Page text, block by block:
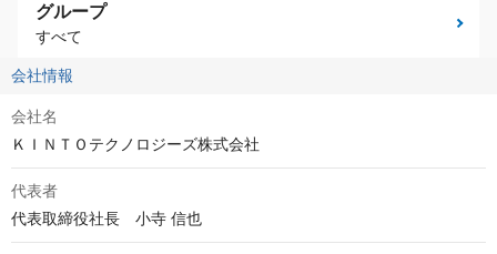
グループ
すべて
会社情報
会社名
ＫＩＮＴＯテクノロジーズ株式会社
代表者
代表取締役社長　小寺 信也